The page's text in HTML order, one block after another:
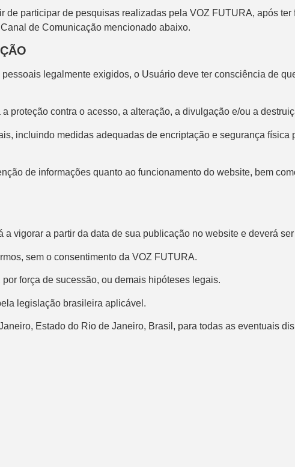
participar de pesquisas realizadas pela VOZ FUTURA, após
de Comunicação mencionado abaixo.
legalmente exigidos, o Usuário deve ter consciência de
contra o acesso, a alteração, a divulgação e/ou a
incluindo medidas adequadas de encriptação e segurança física
de informações quanto ao funcionamento do website, bem
vigorar a partir da data de sua publicação no website e deverá
sem o consentimento da VOZ FUTURA.
força de sucessão, ou demais hipóteses legais.
legislação brasileira aplicável.
Estado do Rio de Janeiro, Brasil, para todas as eventuais